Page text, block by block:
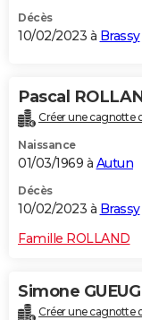
Décès
10/02/2023 à Brassy
Pascal
Créer une cagnotte
Naissance
01/03/1969 à Autun
Décès
10/02/2023 à Brassy
Famille ROLLAND
Simone
Créer une cagnotte